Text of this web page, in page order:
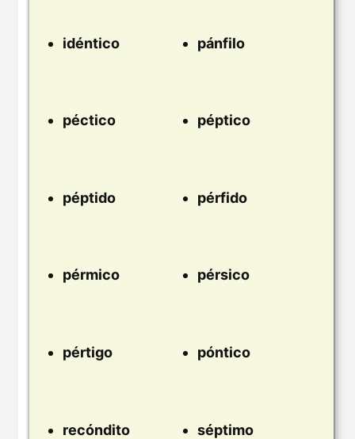
idéntico pánfilo
péctico péptico
péptido pérfido
pérmico pérsico
pértigo póntico
recóndito séptimo